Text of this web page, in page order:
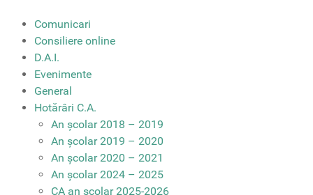
Comunicari
Consiliere online
D.A.I.
Evenimente
General
Hotărâri C.A.
An școlar 2018 – 2019
An școlar 2019 – 2020
An școlar 2020 – 2021
An școlar 2024 – 2025
CA an școlar 2025-2026